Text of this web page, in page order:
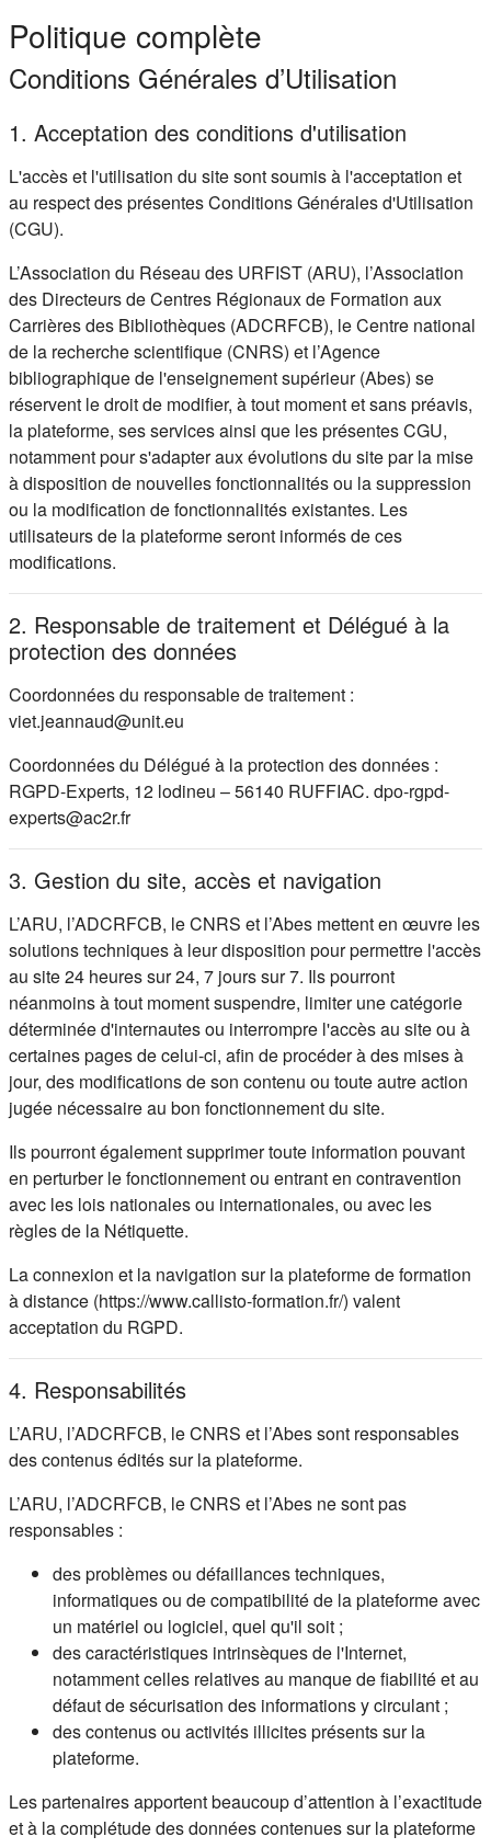
Politique complète
Conditions Générales d’Utilisation
1. Acceptation des conditions d'utilisation
L'accès et l'utilisation du site sont soumis à l'acceptation et
au respect des présentes Conditions Générales d'Utilisation
(CGU).
L’Association du Réseau des URFIST (ARU), l’Association
des Directeurs de Centres Régionaux de Formation aux
Carrières des Bibliothèques (ADCRFCB), le Centre national
de la recherche scientifique (CNRS) et l’Agence
bibliographique de l'enseignement supérieur (Abes) se
réservent le droit de modifier, à tout moment et sans préavis,
la plateforme, ses services ainsi que les présentes CGU,
notamment pour s'adapter aux évolutions du site par la mise
à disposition de nouvelles fonctionnalités ou la suppression
ou la modification de fonctionnalités existantes. Les
utilisateurs de la plateforme seront informés de ces
modifications.
2. Responsable de traitement et Délégué à la
protection des données
Coordonnées du responsable de traitement :
viet.jeannaud@unit.eu
Coordonnées du Délégué à la protection des données :
RGPD-Experts, 12 lodineu – 56140 RUFFIAC. dpo-rgpd-
experts@ac2r.fr
3. Gestion du site, accès et navigation
L’ARU, l’ADCRFCB, le CNRS et l’Abes mettent en œuvre les
solutions techniques à leur disposition pour permettre l'accès
au site 24 heures sur 24, 7 jours sur 7. Ils pourront
néanmoins à tout moment suspendre, limiter une catégorie
déterminée d'internautes ou interrompre l'accès au site ou à
certaines pages de celui-ci, afin de procéder à des mises à
jour, des modifications de son contenu ou toute autre action
jugée nécessaire au bon fonctionnement du site.
Ils pourront également supprimer toute information pouvant
en perturber le fonctionnement ou entrant en contravention
avec les lois nationales ou internationales, ou avec les
règles de la Nétiquette.
La connexion et la navigation sur la plateforme de formation
à distance (https://www.callisto-formation.fr/) valent
acceptation du RGPD.
4. Responsabilités
L’ARU, l’ADCRFCB, le CNRS et l’Abes sont responsables
des contenus édités sur la plateforme.
L’ARU, l’ADCRFCB, le CNRS et l’Abes ne sont pas
responsables :
des problèmes ou défaillances techniques,
informatiques ou de compatibilité de la plateforme avec
un matériel ou logiciel, quel qu'il soit ;
des caractéristiques intrinsèques de l'Internet,
notamment celles relatives au manque de fiabilité et au
défaut de sécurisation des informations y circulant ;
des contenus ou activités illicites présents sur la
plateforme.
Les partenaires apportent beaucoup d’attention à l’exactitude
et à la complétude des données contenues sur la plateforme